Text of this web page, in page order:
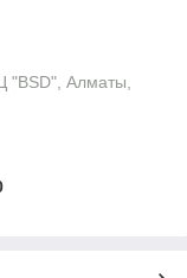
"BSD", Алматы,